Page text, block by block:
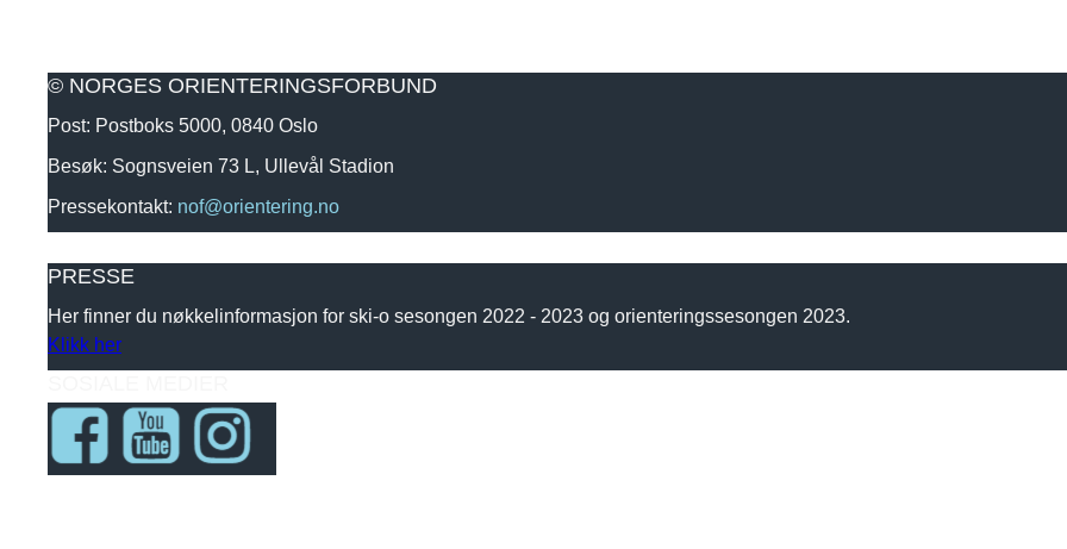
© NORGES ORIENTERINGSFORBUND
Post: Postboks 5000, 0840 Oslo
Besøk: Sognsveien 73 L, Ullevål Stadion
Pressekontakt: nof@orientering.no
PRESSE
Her finner du nøkkelinformasjon for ski-o sesongen 2022 - 2023 og orienteringssesongen 2023.
Klikk her